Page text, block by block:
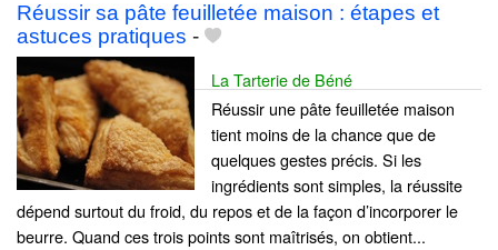
Réussir sa pâte feuilletée maison : étapes et
astuces pratiques -
La Tarterie de Béné
Réussir une pâte feuilletée maison
tient moins de la chance que de
quelques gestes précis. Si les
ingrédients sont simples, la réussite
dépend surtout du froid, du repos et de la façon d’incorporer le
beurre. Quand ces trois points sont maîtrisés, on obtient...